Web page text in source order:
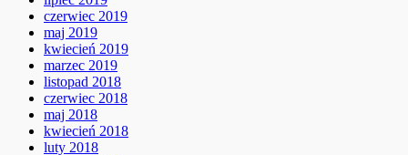
czerwiec 2019
maj 2019
kwiecień 2019
marzec 2019
listopad 2018
czerwiec 2018
maj 2018
kwiecień 2018
luty 2018